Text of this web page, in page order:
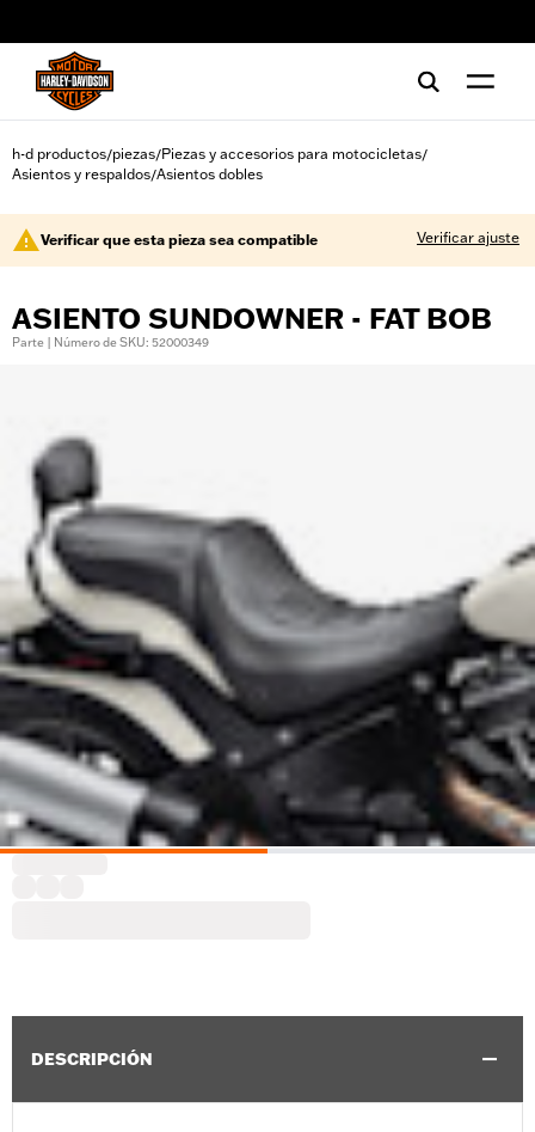
h-d productos/piezas/Piezas y accesorios para motocicletas/
Asientos y respaldos/Asientos dobles
Verificar que esta pieza sea compatible Verificar ajuste
ASIENTO SUNDOWNER - FAT BOB
Parte | Número de SKU: 52000349
DESCRIPCIÓN